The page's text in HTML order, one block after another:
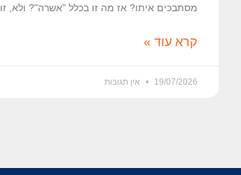
מסתבכים איתו? אז מה זו בכלל "אשרה"? ולא, זו
קרא עוד »
19/07/2026 אין תגובות